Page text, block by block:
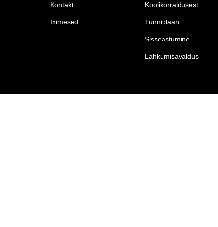
Kontakt
Inimesed
Koolikorraldusest
Tunniplaan
Sisseastumine
Lahkumisavaldus